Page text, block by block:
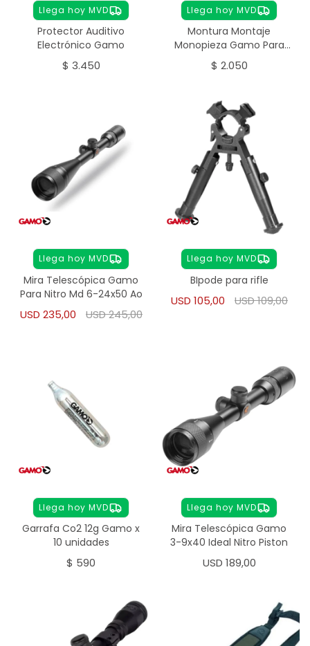
Llega hoy MVD
Protector Auditivo
Electrónico Gamo
$ 3.450
Llega hoy MVD
Montura Montaje
Monopieza Gamo Para
Nitro
$ 2.050
Llega hoy MVD
Mira Telescópica Gamo
Para Nitro Md 6-24x50 Ao
USD 235,00 USD245,00
Llega hoy MVD
BIpode para rifle
USD 105,00 USD109,00
Llega hoy MVD
Garrafa Co2 12g Gamo x
10 unidades
$ 590
Llega hoy MVD
Mira Telescópica Gamo
3-9x40 Ideal Nitro Piston
USD 189,00